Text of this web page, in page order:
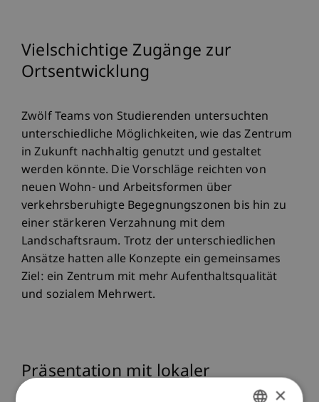
Vielschichtige Zugänge zur
Ortsentwicklung
Zwölf Teams von Studierenden untersuchten
unterschiedliche Möglichkeiten, wie das Zentrum
in Zukunft nachhaltig genutzt und gestaltet
werden könnte. Die Vorschläge reichten von
neuen Wohn- und Arbeitsformen über
verkehrsberuhigte Begegnungszonen bis hin zu
einer stärkeren Verzahnung mit dem
Landschaftsraum. Trotz der unterschiedlichen
Ansätze hatten alle Konzepte ein gemeinsames
Ziel: ein Zentrum mit mehr Aufenthaltsqualität
und sozialem Mehrwert.
Präsentation mit lokaler
×